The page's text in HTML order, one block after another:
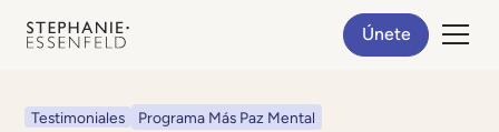
Únete
Testimoniales Programa Más Paz Mental